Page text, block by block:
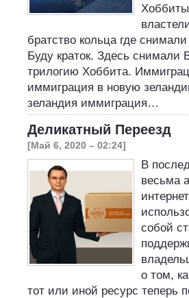
братство кольца где
Буду краток. Здесь снимали
трилогию Хоббита.
иммиграция в новую
зеландия иммиграция…
Деликатный Переезд
[Май 6, 2020 – 02:24]
В
весьма
собой
о том,
тот или иной ресурс теперь